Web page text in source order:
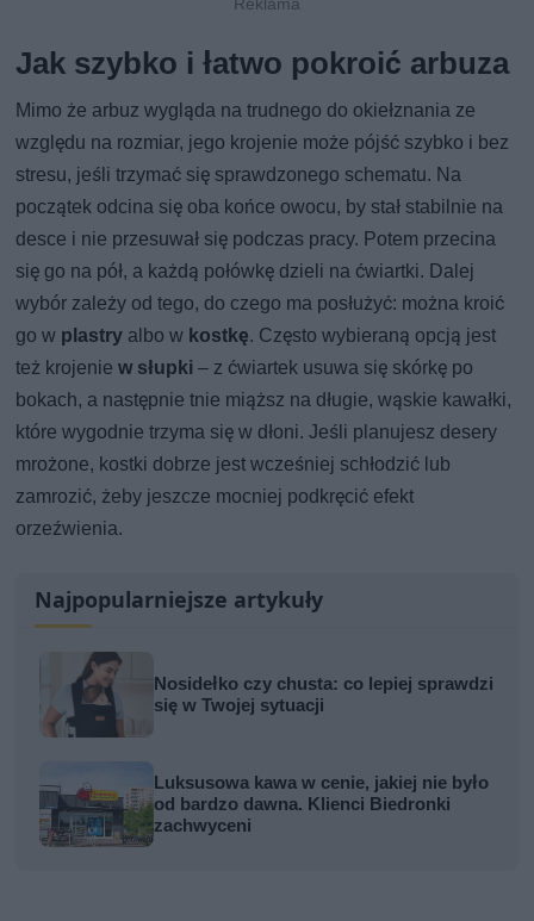
Jak szybko i łatwo pokroić arbuza
Mimo że arbuz wygląda na trudnego do okiełznania ze
względu na rozmiar, jego krojenie może pójść szybko i bez
stresu, jeśli trzymać się sprawdzonego schematu. Na
początek odcina się oba końce owocu, by stał stabilnie na
desce i nie przesuwał się podczas pracy. Potem przecina
się go na pół, a każdą połówkę dzieli na ćwiartki. Dalej
wybór zależy od tego, do czego ma posłużyć: można kroić
go w plastry albo w kostkę. Często wybieraną opcją jest
też krojeniew słupki – z ćwiartek usuwa się skórkę po
bokach, a następnie tnie miąższ na długie, wąskie kawałki,
które wygodnie trzyma się w dłoni. Jeśli planujesz desery
mrożone, kostki dobrze jest wcześniej schłodzić lub
zamrozić, żeby jeszcze mocniej podkręcić efekt
orzeźwienia.
Najpopularniejsze artykuły
Nosidełko czy chusta: co lepiej sprawdzi
się w Twojej sytuacji
Luksusowa kawa w cenie, jakiej nie było
od bardzo dawna. Klienci Biedronki
zachwyceni